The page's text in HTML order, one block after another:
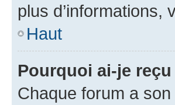
plus d’informations,
Haut
Pourquoi ai-je
Chaque forum a